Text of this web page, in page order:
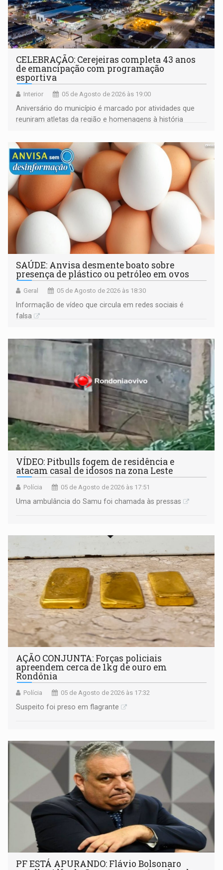
CELEBRAÇÃO: Cerejeiras completa 43 anos
de emancipação com programação
esportiva
Interior 05 de Agosto de 2026 às 19:00
Aniversário do município é marcado por atividades que
reuniram atletas da região e homenagens à história
SAÚDE: Anvisa desmente boato sobre
presença de plástico ou petróleo em ovos
Geral 05 de Agosto de 2026 às 18:30
Informação de vídeo que circula em redes sociais é
falsa
VÍDEO: Pitbulls fogem de residência e
atacam casal de idosos na zona Leste
Polícia 05 de Agosto de 2026 às 17:51
Uma ambulância do Samu foi chamada às pressas
AÇÃO CONJUNTA: Forças policiais
apreendem cerca de 1kg de ouro em
Rondônia
Polícia 05 de Agosto de 2026 às 17:32
Suspeito foi preso em flagrante
PF ESTÁ APURANDO: Flávio Bolsonaro